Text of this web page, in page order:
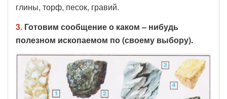
глины, торф, песок, гравий.
3. Готовим сообщение о каком – нибудь
полезном ископаемом по (своему выбору).